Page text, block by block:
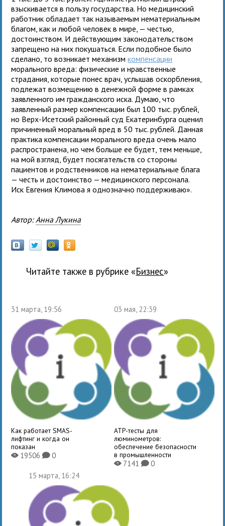
взыскивается в пользу государства. Но медицинский
работник обладает так называемым нематериальным
благом, как и любой человек в мире, — честью,
достоинством. И действующим законодательством
запрещено на них покушаться. Если подобное было
сделано, то возникает механизмкомпенсации
морального вреда: физические и нравственные
страдания, которые понес врач, услышав оскорбления,
подлежат возмещению в денежной форме в рамках
заявленного им гражданского иска. Думаю, что
заявленный размер компенсации был 100 тыс. рублей,
но Верх-Исетский районный суд Екатеринбурга оценил
причиненный моральный вред в 50 тыс. рублей. Данная
практика компенсации морального вреда очень мало
распространена, но чем больше ее будет, тем меньше,
на мой взгляд, будет посягательств со стороны
пациентов и родственников на нематериальные блага
— честь и достоинство — медицинского персонала.
Иск Евгения Климова я однозначно поддерживаю».
Автор: Анна Лукина
Читайте также в рубрике « бизнес»
31 марта, 19:56
Как работает SMAS-
лифтинг и когда он
показан
X19506K0
03 мая, 22:39
ATP-тесты для
люминометров:
обеспечение безопасности
в промышленности
X7141 K0
15 марта, 16:24